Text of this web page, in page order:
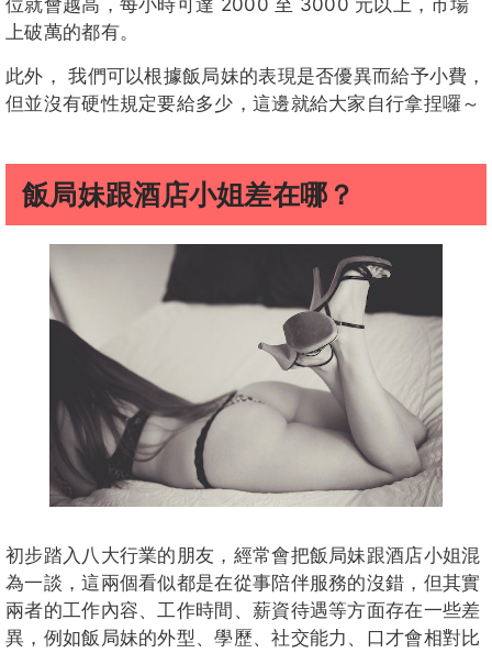
位就會越高，每小時可達 2000 至 3000 元以上，市場
上破萬的都有。
此外， 我們可以根據飯局妹的表現是否優異而給予小費，
但並沒有硬性規定要給多少，這邊就給大家自行拿捏囉～
飯局妹跟酒店小姐差在哪？
初步踏入八大行業的朋友，經常會把飯局妹跟酒店小姐混
為一談，這兩個看似都是在從事陪伴服務的沒錯，但其實
兩者的工作內容、工作時間、薪資待遇等方面存在一些差
異，例如飯局妹的外型、學歷、社交能力、口才會相對比